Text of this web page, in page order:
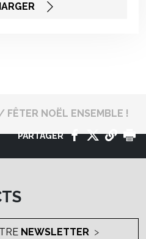
FÊTER NOËL ENSEMBLE !
PARTAGER
NEWSLETTER